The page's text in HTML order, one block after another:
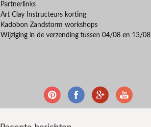
Partnerlinks
Art Clay Instructeurs korting
Kadobon Zandstorm workshops
Wijziging in de verzending tussen 04/08 en 13/08